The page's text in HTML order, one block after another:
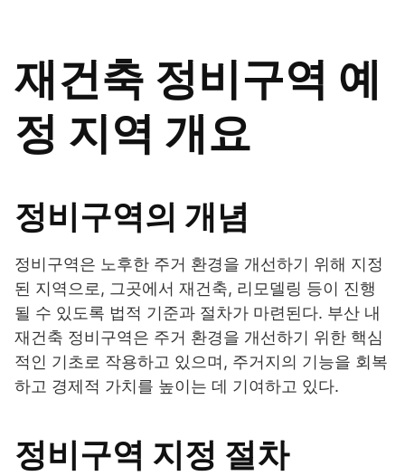
재건축 정비구역 예
정 지역 개요
정비구역의 개념
정비구역은 노후한 주거 환경을 개선하기 위해 지정
된 지역으로, 그곳에서 재건축, 리모델링 등이 진행
될 수 있도록 법적 기준과 절차가 마련된다. 부산 내
재건축 정비구역은 주거 환경을 개선하기 위한 핵심
적인 기초로 작용하고 있으며, 주거지의 기능을 회복
하고 경제적 가치를 높이는 데 기여하고 있다.
정비구역 지정 절차